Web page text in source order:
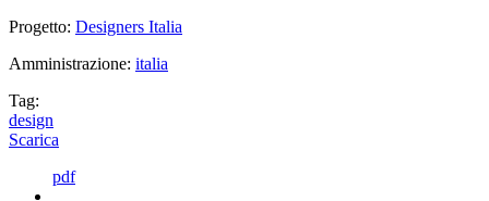
Progetto: Designers Italia
Amministrazione: italia
Tag:
design
Scarica
pdf